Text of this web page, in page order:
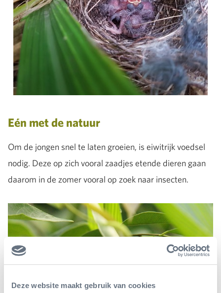
Deze website maakt gebruik van cookies
Eén met de natuur
Om de jongen snel te laten groeien, is eiwitrijk voedsel
nodig. Deze op zich vooral zaadjes etende dieren gaan
daarom in de zomer vooral op zoek naar insecten.